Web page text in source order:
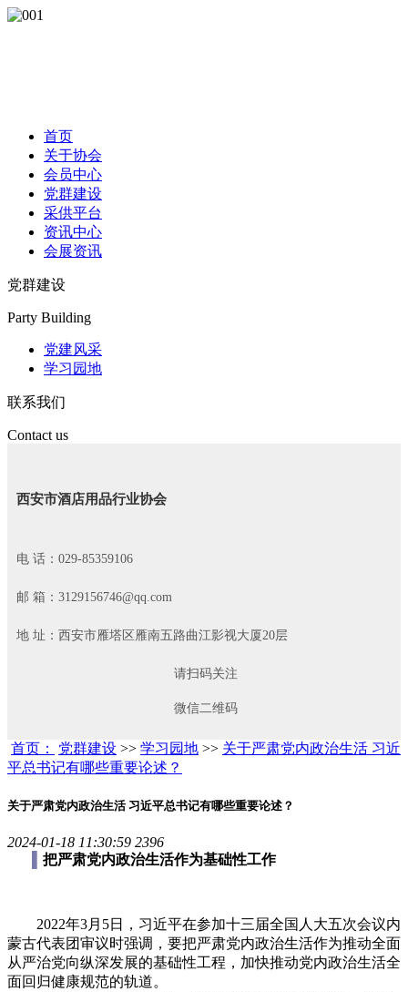
首页
关于协会
会员中心
党群建设
采供平台
资讯中心
会展资讯
党群建设
Party Building
党建风采
学习园地
联系我们
Contact us
西安市酒店用品行业协会
电 话：029-85359106
邮 箱：3129156746@qq.com
地 址：西安市雁塔区雁南五路曲江影视大厦20层
请扫码关注
微信二维码
首页： 党群建设 >> 学习园地 >> 关于严肃党内政治生活 习近
平总书记有哪些重要论述？
关于严肃党内政治生活 习近平总书记有哪些重要论述？
2024-01-18 11:30:59 2396
▌把严肃党内政治生活作为基础性工作
2022年3月5日，习近平在参加十三届全国人大五次会议内
蒙古代表团审议时强调，要把严肃党内政治生活作为推动全面
从严治党向纵深发展的基础性工程，加快推动党内政治生活全
面回归健康规范的轨道。